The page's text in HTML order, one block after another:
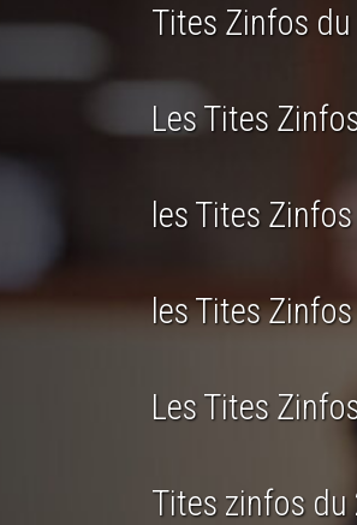
Tites Zinfos
Les Tites
les Tites
les Tites
Les Tites
Tites zinfos du